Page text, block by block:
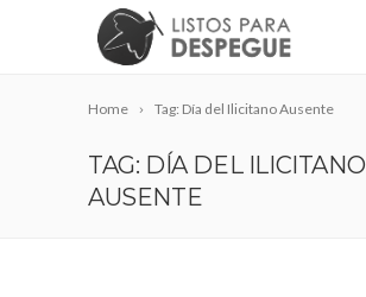
Home Tag: Día del Ilicitano Ausente
TAG: DÍA DEL ILICITANO
AUSENTE